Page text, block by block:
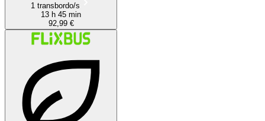
1 transbordo/s
13 h 45 min
92,99 €